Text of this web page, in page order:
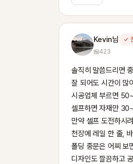
Kevin님 ✓
423
솔직히 말씀드리면
잘 되어도 시간이 많
시공업체 부르면
셀프하면 자재만
만약 셀프 도전하시
천장에 레일 한 줄,
폴딩 중문은 어찌 보
디자인도 깔끔하고